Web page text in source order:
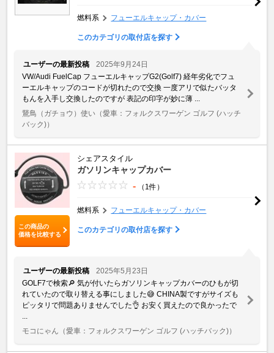
燃料系 フューエルキャップ・カバー
このカテゴリの取付店を探す
ユーザーの最新投稿
2025年9月24日
VW/Audi FuelCap フューエルキャップG2(Golf7) 経年劣化でフュ
ーエルキャップのコードが切れたので交換 一度アリで似たバッタ
もんを入手し交換したのですが 表記の印字が妙に薄 ...
鵞鳥（ガチョウ）使い （愛車：フォルクスワーゲン ゴルフ (ハッチ
バック)）
この商品の
価格を比較する
シェアスタイル
ガソリンキャップカバー
- （1件）
燃料系 フューエルキャップ・カバー
このカテゴリの取付店を探す
ユーザーの最新投稿
2025年5月23日
GOLF7で検索🔎 気が付いたらガソリンキャップカバーのひもが切
れていたので取り替える事にしました😅 CHINA製ですがサイズも
ピッタリで問題ありませんでした👌 お安く買えたので良かったで
モコにゃん （愛車：フォルクスワーゲン ゴルフ (ハッチバック)）